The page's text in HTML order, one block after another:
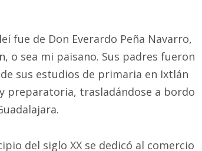
fue de Don Everardo Peña Navarro,
o sea mi paisano. Sus padres fueron
sus estudios de primaria en Ixtlán
preparatoria, trasladándose a bordo
del siglo XX se dedicó al comercio